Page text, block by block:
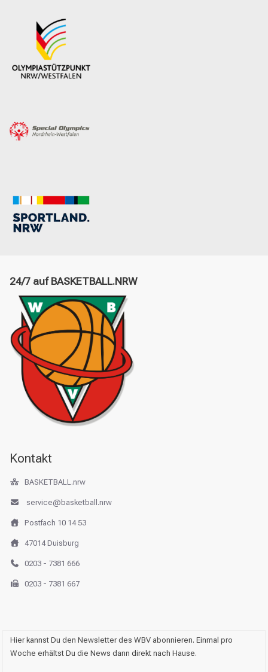
24/7 auf BASKETBALL.NRW
Kontakt
BASKETBALL.nrw
service@basketball.nrw
Postfach 10 14 53
47014 Duisburg
0203 - 7381 666
0203 - 7381 667
Hier kannst Du den Newsletter des WBV abonnieren. Einmal pro
Woche erhältst Du die News dann direkt nach Hause.